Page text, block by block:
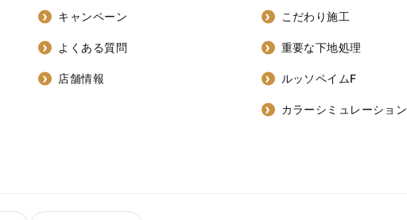
キャンペーン
よくある質問
店舗情報
こだわり施工
重要な下地処理
ルッソペイムF
カラーシミュレーション